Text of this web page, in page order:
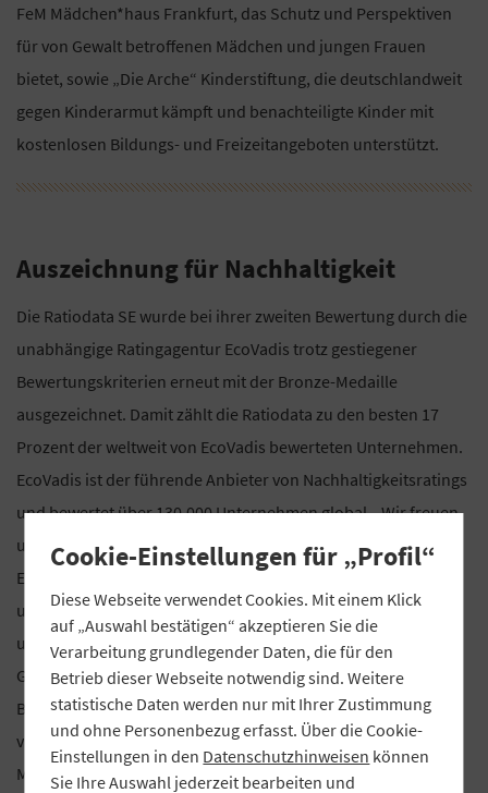
FeM Mädchen*haus Frankfurt, das Schutz und Perspektiven
für von Gewalt betroffenen Mädchen und jungen Frauen
bietet, sowie „Die Arche“ Kinderstiftung, die deutschlandweit
gegen Kinderarmut kämpft und benachteiligte Kinder mit
kostenlosen Bildungs- und Freizeitangeboten unterstützt.
Auszeichnung für Nachhaltigkeit
Die Ratiodata SE wurde bei ihrer zweiten Bewertung durch die
unabhängige Ratingagentur EcoVadis trotz gestiegener
Bewertungskriterien erneut mit der Bronze-Medaille
ausgezeichnet. Damit zählt die Ratiodata zu den besten 17
Prozent der weltweit von EcoVadis bewerteten Unternehmen.
EcoVadis ist der führende Anbieter von Nachhaltigkeitsratings
und bewertet über 130.000 Unternehmen global. „Wir freuen
uns sehr darüber, dass wir unseren Bronze-Status bei
EcoVadis halten konnten. Die erneute Auszeichnung würdigt
unser Engagement für Nachhaltigkeit und beweist, dass wir
uns den gestiegenen Anforderungen des Markts und der
Gesellschaft erfolgreich stellen“, betonte Klemens
Baumgärtel, Vorstand der Ratiodata. Die Bewertung umfasst
vier zentrale Themenbereiche: Ethik, Arbeits- und
Menschenrechte, nachhaltige Beschaffung sowie Umwelt. Die
Cookie-Einstellungen für „Profil“
Diese Webseite verwendet Cookies. Mit einem Klick
auf „Auswahl bestätigen“ akzeptieren Sie die
Verarbeitung grundlegender Daten, die für den
Betrieb dieser Webseite notwendig sind. Weitere
statistische Daten werden nur mit Ihrer Zustimmung
und ohne Personenbezug erfasst. Über die Cookie-
Einstellungen in den Datenschutzhinweisen können
Sie Ihre Auswahl jederzeit bearbeiten und